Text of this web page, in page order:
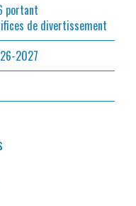
portant
de divertissement
2027